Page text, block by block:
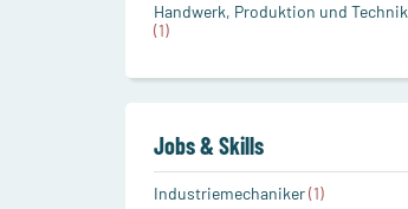
Handwerk, Produktion und Technik
(1)
Jobs & Skills
Industriemechaniker(1)